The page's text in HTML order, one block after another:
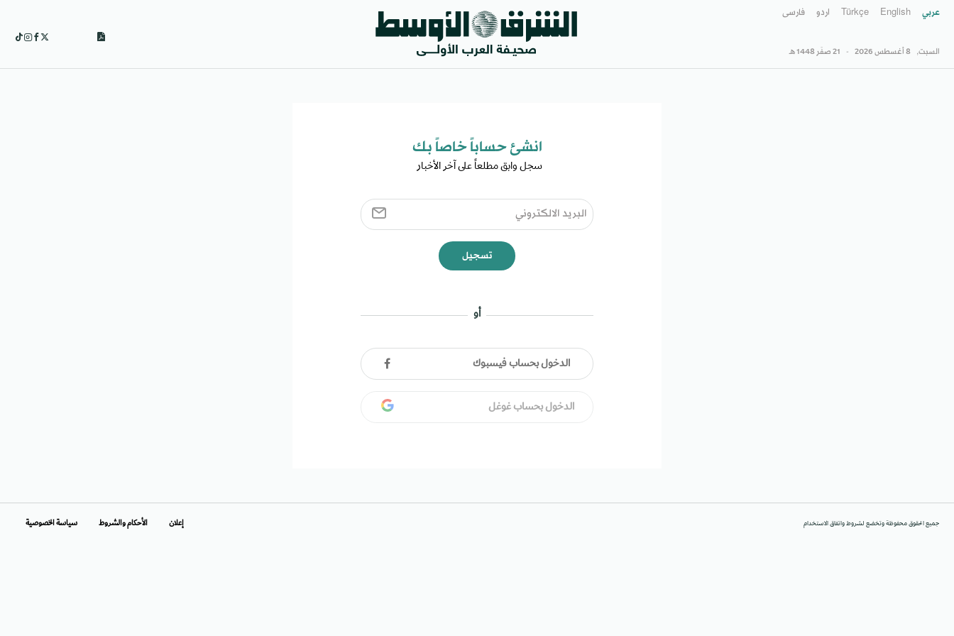
عربي English
Türkçe اردو فارسى
السبت, 8 أغسطس 2026 - 21 صفَر 1448 هـ
انشئ حساباً خاصاً بك​
سجل وابق مطلعاً على آخر الأخبار ​
تسجيل
أو
الدخول بحساب فيسبوك
الدخول بحساب غوغل
جميع الحقوق محفوظة وتخضع لشروط واتفاق الاستخدام إعلان الأحكام والشروط سياسة الخصوصية